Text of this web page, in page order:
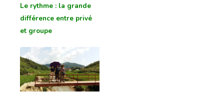
Le rythme : la grande
différence entre privé
et groupe